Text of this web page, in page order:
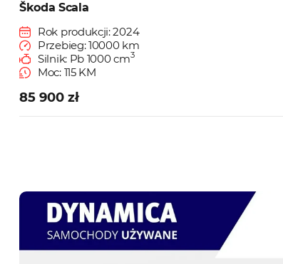
Škoda Scala
Rok produkcji: 2024
Przebieg: 10000 km
Silnik: Pb 1000 cm3
Moc: 115 KM
85 900 zł